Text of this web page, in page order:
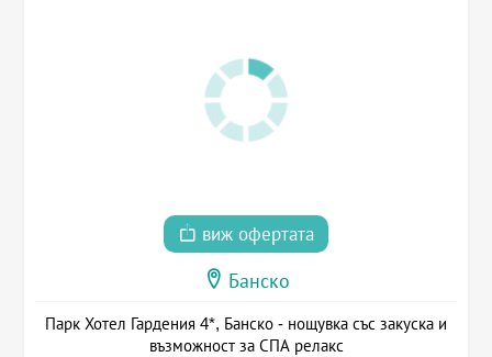
виж офертата
Банско
Парк Хотел Гардения 4*, Банско - нощувка със закуска и
възможност за СПА релакс